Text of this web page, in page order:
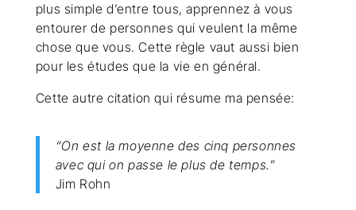
plus simple d’entre tous, apprennez à vous
entourer de personnes qui veulent la même
chose que vous. Cette règle vaut aussi bien
pour les études que la vie en général.
Cette autre citation qui résume ma pensée:
“On est la moyenne des cinq personnes
avec qui on passe le plus de temps.”
Jim Rohn